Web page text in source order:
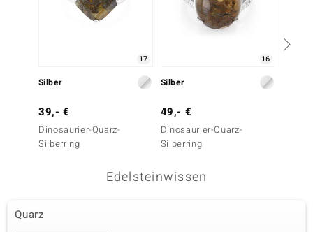
17
Silber
39,- €
Dinosaurier-Quarz-
Silberring
16
Silber
49,- €
Dinosaurier-Quarz-
Silberring
Edelsteinwissen
Quarz